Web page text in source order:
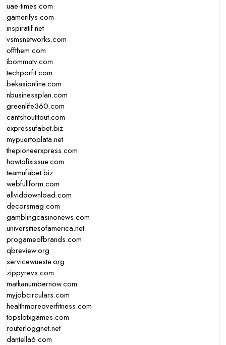
uae-times.com
gamerifys.com
inspiratif.net
vsmsnetworks.com
offthem.com
ibommatv.com
techporfit.com
bekasionline.com
nbusinessplan.com
greenlife360.com
cantshoutitout.com
expressufabet.biz
mypuertoplata.net
thepioneerxpress.com
howtofixissue.com
teamufabet.biz
webfullform.com
allviddownload.com
decorsmag.com
gamblingcasinonews.com
universitiesofamerica.net
progameofbrands.com
qbreview.org
servicewueste.org
zippyrevs.com
matkanumbernow.com
myjobcirculars.com
healthmoreoverfitness.com
topslotxgames.com
routerloggnet.net
dantella6.com